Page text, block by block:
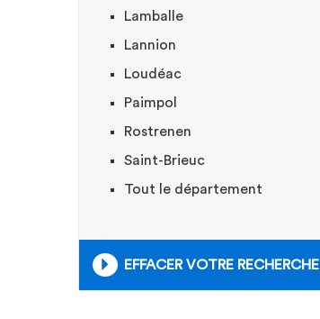
Lamballe
Lannion
Loudéac
Paimpol
Rostrenen
Saint-Brieuc
Tout le département
EFFACER VOTRE RECHERCHE